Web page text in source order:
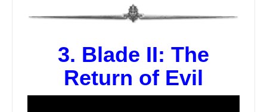
3. Blade II: The
Return of Evil